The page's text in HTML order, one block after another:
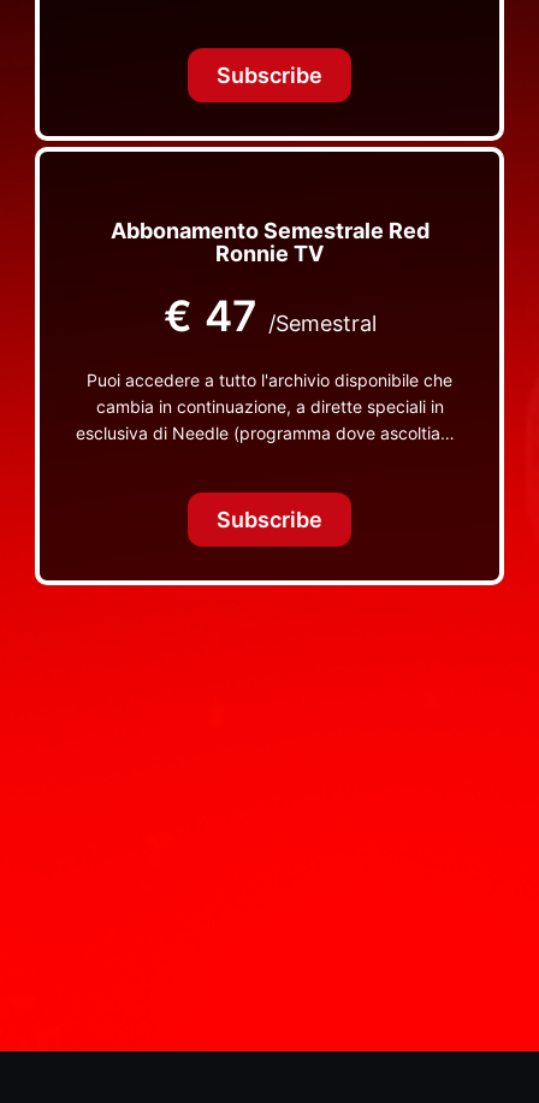
TV non visibili da nessuna altra parte
Subscribe
Abbonamento Semestrale Red
Ronnie TV
€ 47 /Semestral
Puoi accedere a tutto l'archivio disponibile che
cambia in continuazione, a dirette speciali in
esclusiva di Needle (programma dove ascoltiamo
TV non visibili da nessuna altra parte
Subscribe